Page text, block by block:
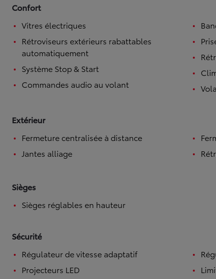
Confort
Vitres électriques
Rétroviseurs extérieurs rabattables
automatiquement
Système Stop & Start
Commandes audio au volant
Extérieur
Fermeture centralisée à distance
Jantes alliage
Sièges
Sièges réglables en hauteur
Sécurité
Régulateur de vitesse adaptatif
Projecteurs LED